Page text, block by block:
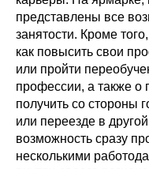
представлены все
занятости. Кроме
как повысить свои
или пройти
профессии, а также о
получить со стороны
или переезде в
возможность сразу
несколькими